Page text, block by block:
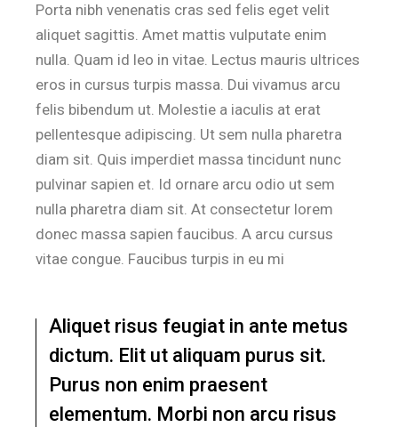
Porta nibh venenatis cras sed felis eget velit
aliquet sagittis. Amet mattis vulputate enim
nulla. Quam id leo in vitae. Lectus mauris ultrices
eros in cursus turpis massa. Dui vivamus arcu
felis bibendum ut. Molestie a iaculis at erat
pellentesque adipiscing. Ut sem nulla pharetra
diam sit. Quis imperdiet massa tincidunt nunc
pulvinar sapien et. Id ornare arcu odio ut sem
nulla pharetra diam sit. At consectetur lorem
donec massa sapien faucibus. A arcu cursus
vitae congue. Faucibus turpis in eu mi
Aliquet risus feugiat in ante metus
dictum. Elit ut aliquam purus sit.
Purus non enim praesent
elementum. Morbi non arcu risus